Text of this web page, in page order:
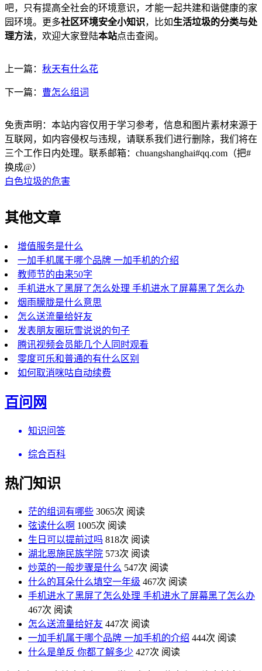
吧，只有提高全社会的环境意识，才能一起共建和谐健康的家
园环境。更多社区环境安全小知识，比如生活垃圾的分类与处
理方法，欢迎大家登陆本站点击查阅。
上一篇： 秋天有什么花
下一篇： 曹怎么组词
免责声明：本站内容仅用于学习参考，信息和图片素材来源于
互联网，如内容侵权与违规，请联系我们进行删除，我们将在
三个工作日内处理。联系邮箱：chuangshanghai#qq.com（把#
换成@）
白色垃圾的危害
其他文章
增值服务是什么
一加手机属于哪个品牌 一加手机的介绍
教师节的由来50字
手机进水了黑屏了怎么处理 手机进水了屏幕黑了怎么办
烟雨朦胧是什么意思
怎么送流量给好友
发表朋友圈玩雪说说的句子
腾讯视频会员能几个人同时观看
零度可乐和普通的有什么区别
如何取消咪咕自动续费
百问网
知识问答
综合百科
热门知识
茫的组词有哪些 3065次 阅读
弦读什么啊 1005次 阅读
生日可以提前过吗 818次 阅读
湖北恩施民族学院 573次 阅读
炒菜的一般步骤是什么 547次 阅读
什么的耳朵什么填空一年级 467次 阅读
手机进水了黑屏了怎么处理 手机进水了屏幕黑了怎么办
467次 阅读
怎么送流量给好友 447次 阅读
一加手机属于哪个品牌 一加手机的介绍 444次 阅读
什么是单反 你都了解多少 427次 阅读